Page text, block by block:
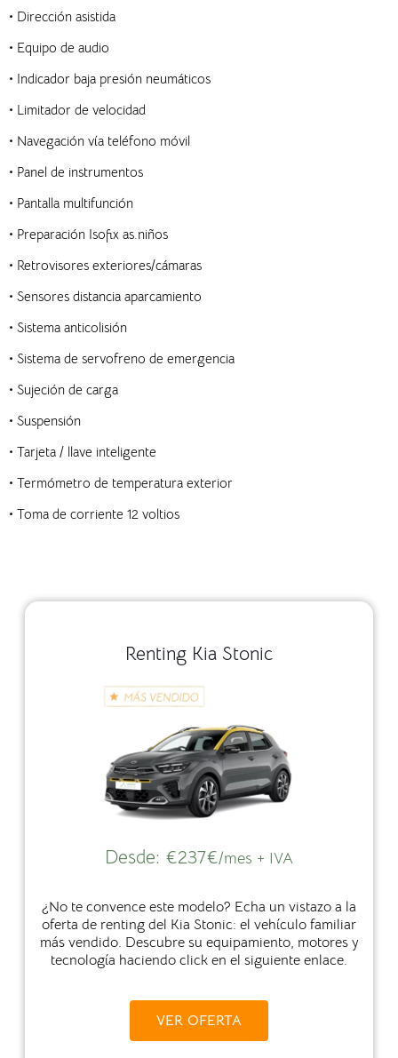
• Dirección asistida
• Equipo de audio
• Indicador baja presión neumáticos
• Limitador de velocidad
• Navegación vía teléfono móvil
• Panel de instrumentos
• Pantalla multifunción
• Preparación Isofix as.niños
• Retrovisores exteriores/cámaras
• Sensores distancia aparcamiento
• Sistema anticolisión
• Sistema de servofreno de emergencia
• Sujeción de carga
• Suspensión
• Tarjeta / llave inteligente
• Termómetro de temperatura exterior
• Toma de corriente 12 voltios
Renting Kia Stonic
Desde: €237€/mes + IVA
¿No te convence este modelo? Echa un vistazo a la
oferta de renting del Kia Stonic: el vehículo familiar
más vendido. Descubre su equipamiento, motores y
tecnología haciendo click en el siguiente enlace.
VER OFERTA